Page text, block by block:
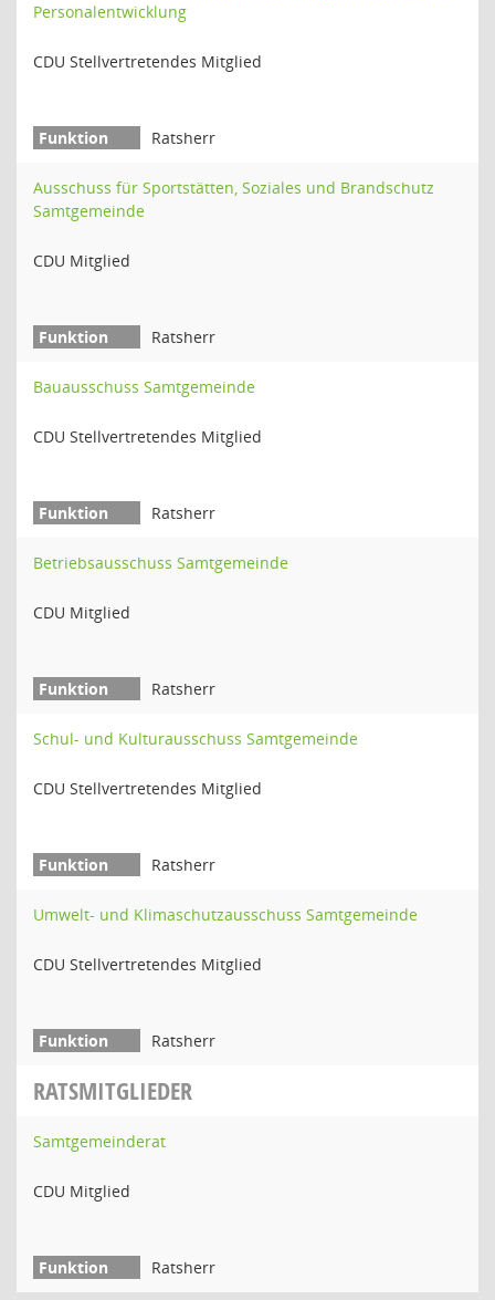
Personalentwicklung
CDU Stellvertretendes Mitglied
Ratsherr
Ausschuss für Sportstätten, Soziales und Brandschutz
Samtgemeinde
CDU Mitglied
Ratsherr
Bauausschuss Samtgemeinde
CDU Stellvertretendes Mitglied
Ratsherr
Betriebsausschuss Samtgemeinde
CDU Mitglied
Ratsherr
Schul- und Kulturausschuss Samtgemeinde
CDU Stellvertretendes Mitglied
Ratsherr
Umwelt- und Klimaschutzausschuss Samtgemeinde
CDU Stellvertretendes Mitglied
Ratsherr
RATSMITGLIEDER
Samtgemeinderat
CDU Mitglied
Ratsherr